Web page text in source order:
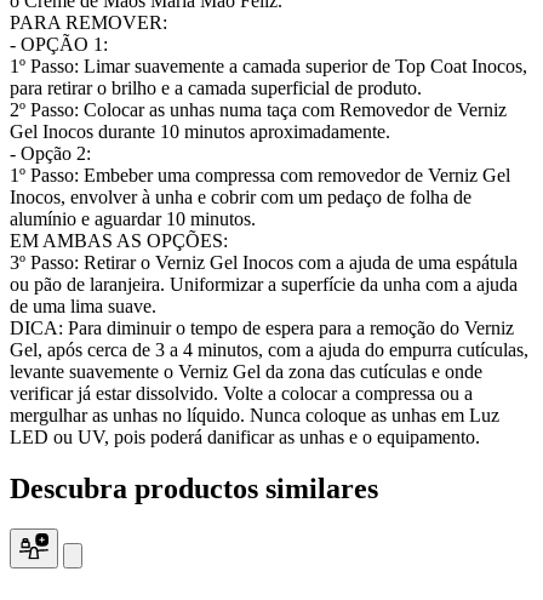
PARA REMOVER:
- OPÇÃO 1:
1º Passo: Limar suavemente a camada superior de Top Coat Inocos,
para retirar o brilho e a camada superficial de produto.
2º Passo: Colocar as unhas numa taça com Removedor de Verniz
Gel Inocos durante 10 minutos aproximadamente.
- Opção 2:
1º Passo: Embeber uma compressa com removedor de Verniz Gel
Inocos, envolver à unha e cobrir com um pedaço de folha de
alumínio e aguardar 10 minutos.
EM AMBAS AS OPÇÕES:
3º Passo: Retirar o Verniz Gel Inocos com a ajuda de uma espátula
ou pão de laranjeira. Uniformizar a superfície da unha com a ajuda
de uma lima suave.
DICA: Para diminuir o tempo de espera para a remoção do Verniz
Gel, após cerca de 3 a 4 minutos, com a ajuda do empurra cutículas,
levante suavemente o Verniz Gel da zona das cutículas e onde
verificar já estar dissolvido. Volte a colocar a compressa ou a
mergulhar as unhas no líquido. Nunca coloque as unhas em Luz
LED ou UV, pois poderá danificar as unhas e o equipamento.
Descubra productos similares